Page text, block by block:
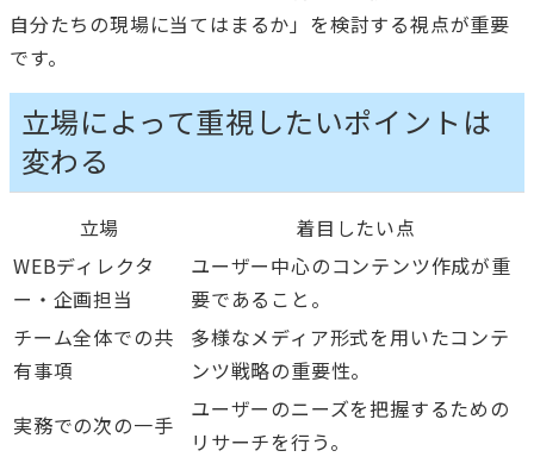
自分たちの現場に当てはまるか」を検討する視点が重要
です。
立場によって重視したいポイントは
変わる
立場
着目したい点
WEBディレクタ
ー・企画担当
ユーザー中心のコンテンツ作成が重
要であること。
チーム全体での共
有事項
多様なメディア形式を用いたコンテ
ンツ戦略の重要性。
実務での次の一手
ユーザーのニーズを把握するための
リサーチを行う。